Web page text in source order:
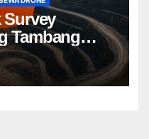
Survey
Tambang
& Akurat